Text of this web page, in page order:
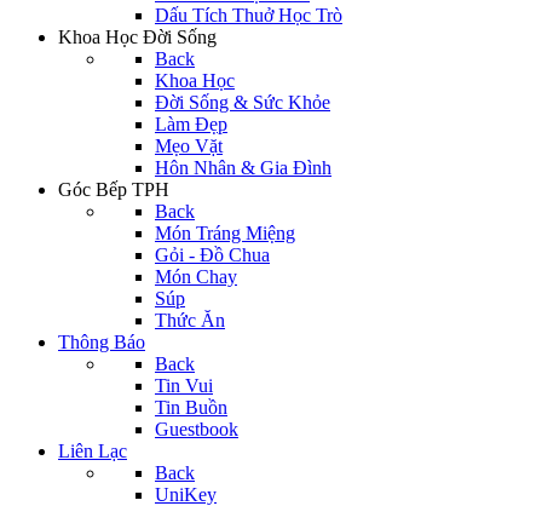
Dấu Tích Thuở Học Trò
Khoa Học Đời Sống
Back
Khoa Học
Đời Sống & Sức Khỏe
Làm Đẹp
Mẹo Vặt
Hôn Nhân & Gia Đình
Góc Bếp TPH
Back
Món Tráng Miệng
Gỏi - Đồ Chua
Món Chay
Súp
Thức Ăn
Thông Báo
Back
Tin Vui
Tin Buồn
Guestbook
Liên Lạc
Back
UniKey